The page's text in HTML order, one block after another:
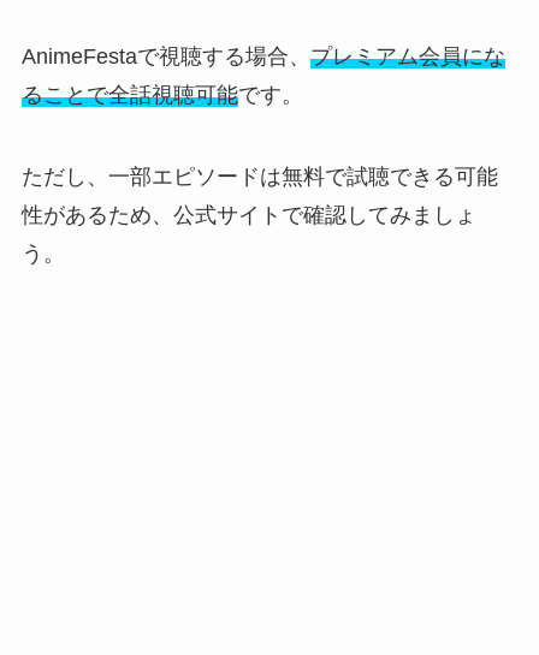
AnimeFestaで視聴する場合、 プレミアム会員にな
ることで全話視聴可能です。
ただし、一部エピソードは無料で試聴できる可能
性があるため、公式サイトで確認してみましょ
う。